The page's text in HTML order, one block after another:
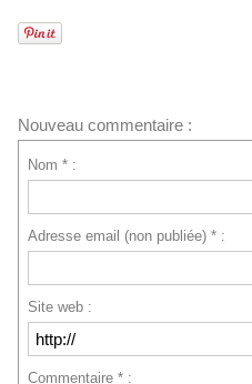
Nouveau commentaire :
Nom * :
Adresse email (non publiée) * :
Site web :
Commentaire * :